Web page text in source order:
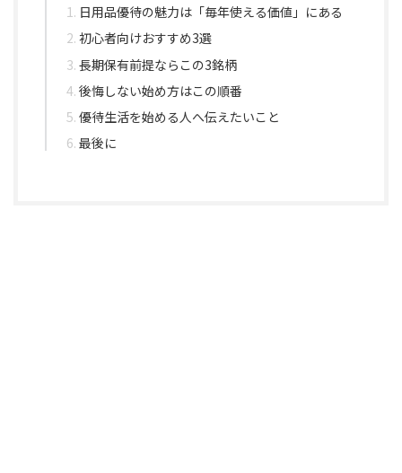
日用品優待の魅力は「毎年使える価値」にある
初心者向けおすすめ3選
長期保有前提ならこの3銘柄
後悔しない始め方はこの順番
優待生活を始める人へ伝えたいこと
最後に